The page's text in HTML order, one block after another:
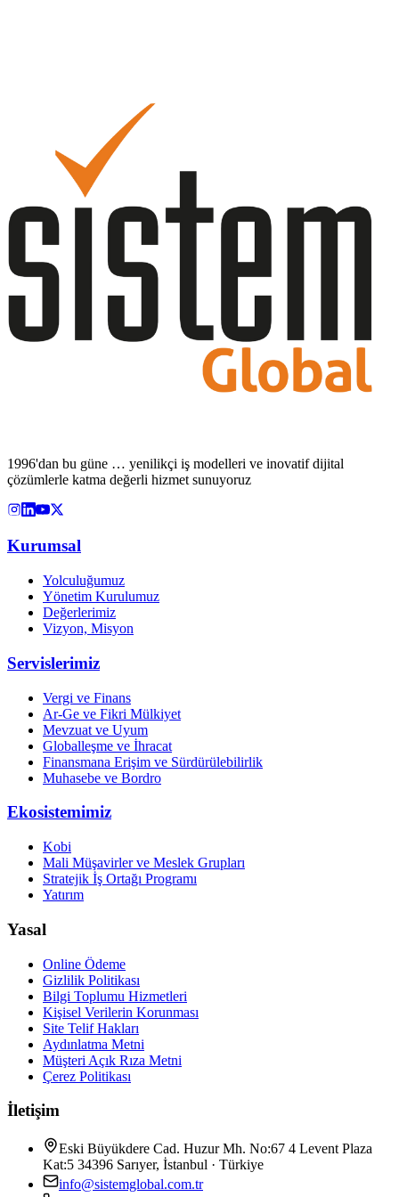
1996'dan bu güne … yenilikçi iş modelleri ve inovatif dijital
çözümlerle katma değerli hizmet sunuyoruz
Kurumsal
Yolculuğumuz
Yönetim Kurulumuz
Değerlerimiz
Vizyon, Misyon
Servislerimiz
Vergi ve Finans
Ar-Ge ve Fikri Mülkiyet
Mevzuat ve Uyum
Globalleşme ve İhracat
Finansmana Erişim ve Sürdürülebilirlik
Muhasebe ve Bordro
Ekosistemimiz
Kobi
Mali Müşavirler ve Meslek Grupları
Stratejik İş Ortağı Programı
Yatırım
Yasal
Online Ödeme
Gizlilik Politikası
Bilgi Toplumu Hizmetleri
Kişisel Verilerin Korunması
Site Telif Hakları
Aydınlatma Metni
Müşteri Açık Rıza Metni
Çerez Politikası
İletişim
Eski Büyükdere Cad. Huzur Mh. No:67 4 Levent Plaza
Kat:5 34396 Sarıyer, İstanbul · Türkiye
info@sistemglobal.com.tr